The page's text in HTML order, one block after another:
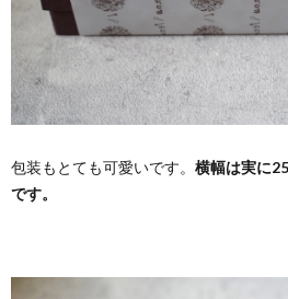
包装もとても可愛いです。 横幅は実に
です。